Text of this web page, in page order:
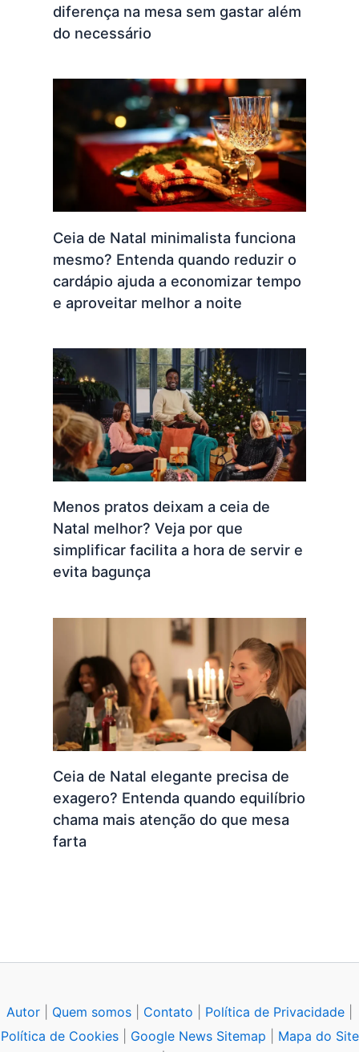
diferença na mesa sem gastar além
do necessário
Ceia de Natal minimalista funciona
mesmo? Entenda quando reduzir o
cardápio ajuda a economizar tempo
e aproveitar melhor a noite
Menos pratos deixam a ceia de
Natal melhor? Veja por que
simplificar facilita a hora de servir e
evita bagunça
Ceia de Natal elegante precisa de
exagero? Entenda quando equilíbrio
chama mais atenção do que mesa
farta
Autor Quem somos Contato Política de Privacidade
Política de Cookies| Google News Sitemap Mapa do Site